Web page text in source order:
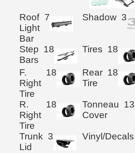
Roof
Light
Bar
7 Shadow 3
Step
Bars
18 Tires 18
F.
Right
Tire
18
Rear
Tire
18
R.
Right
Tire
18
Tonneau
Cover
13
Trunk
Lid
3 Vinyl/Decals